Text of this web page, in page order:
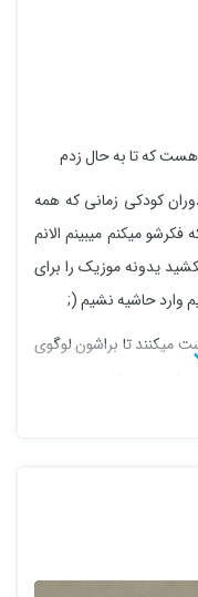
که تا به حال زدم
کودکی زمانی که همه
فکرشو میکنم میبینم الانم
یدونه موزیک را برای
وارد حاشیه نشیم (;
میکنند تا براشون لوگوی
بود خلاصه پا به میدان
بدم تا بتونید ازش
آشنا باشید (در حد